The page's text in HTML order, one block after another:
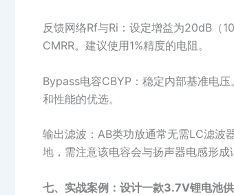
反馈网络Rf与Ri：设定增益为20dB（
CMRR。建议使用1%精度的电阻。
Bypass电容CBYP：稳定内部基准电
和性能的优选。
输出滤波：AB类功放通常无需LC滤波
地，需注意该电容会与扬声器电感形成
七、实战案例：设计一款3.7V锂电池